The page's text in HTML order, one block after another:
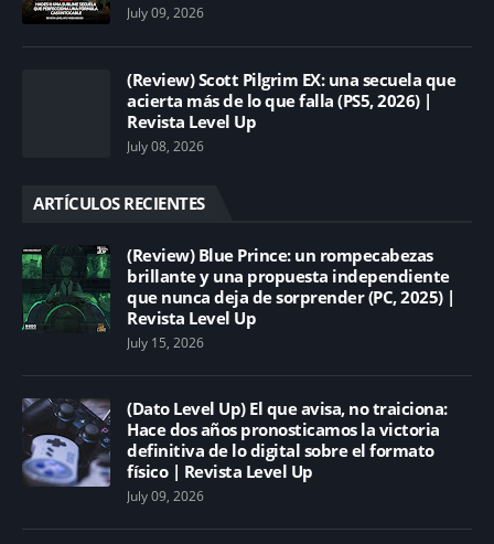
July 09, 2026
(Review) Scott Pilgrim EX: una secuela que
acierta más de lo que falla (PS5, 2026) |
Revista Level Up
July 08, 2026
ARTÍCULOS RECIENTES
(Review) Blue Prince: un rompecabezas
brillante y una propuesta independiente
que nunca deja de sorprender (PC, 2025) |
Revista Level Up
July 15, 2026
(Dato Level Up) El que avisa, no traiciona:
Hace dos años pronosticamos la victoria
definitiva de lo digital sobre el formato
físico | Revista Level Up
July 09, 2026